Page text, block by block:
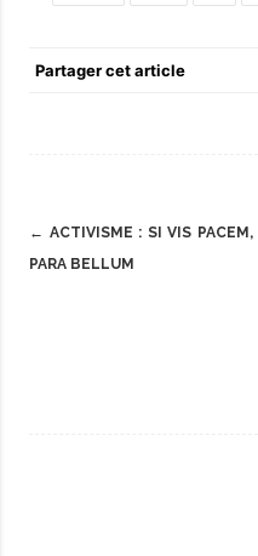
Partager cet article
Post
navigation
← ACTIVISME : SI VIS PACEM,
PARA BELLUM